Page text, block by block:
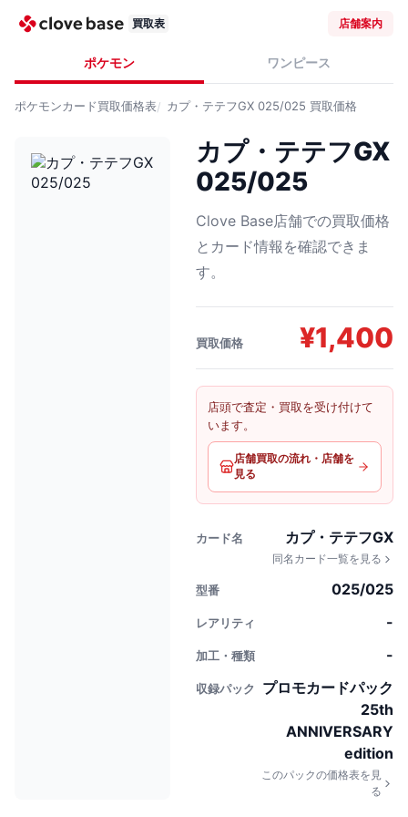
買取表 店舗案内
ポケモン ワンピース
ポケモンカード買取価格表 カプ・テテフGX 025/025 買取価格
カプ・テテフGX
025/025
Clove Base店舗での買取価格
とカード情報を確認できま
す。
買取価格 ¥1,400
店頭で査定・買取を受け付けて
います。
店舗買取の流れ・店舗を
見る
カード名 カプ・テテフGX
同名カード一覧を見る
型番 025/025
レアリティ -
加工・種類 -
収録パック
プロモカードパック
25th
ANNIVERSARY
edition
このパックの価格表を見
る